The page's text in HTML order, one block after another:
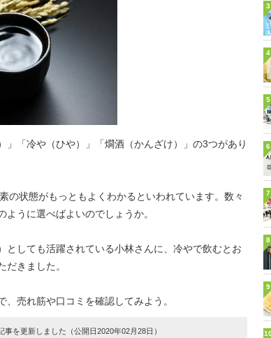
「冷や（ひや）」「燗酒（かんざけ）」の3つがあり
状態がもっともよくわかるといわれています。数々
うに選べばよいのでしょうか。
しても活躍されている小林さんに、冷やで飲むとお
きました。
売れ筋や口コミを確認してみよう。
を更新しました（公開日2020年02月28日）
3
4
5
6
7
8
9